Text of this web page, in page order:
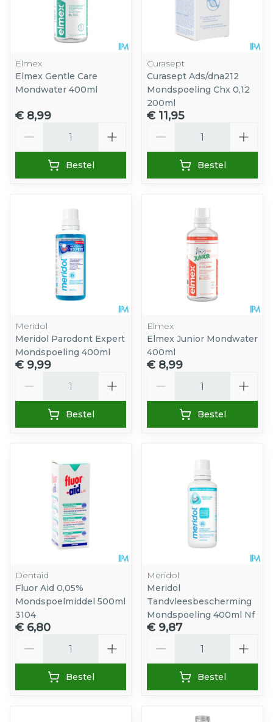
Elmex
Elmex Gentle Care
Mondwater 400ml
€ 8,99
Bestel
Curasept
Curasept Ads/dna212
Mondspoeling Chx 0,12
200ml
€ 11,95
Bestel
Meridol
Meridol Parodont Expert
Mondspoeling 400ml
€ 9,99
Bestel
Elmex
Elmex Junior Mondwater
400ml
€ 8,99
Bestel
Dentaid
Fluor Aid 0,05%
Mondspoelmiddel 500ml
3104
€ 6,80
Bestel
Meridol
Meridol
Tandvleesbescherming
Mondspoeling 400ml Nf
€ 9,87
Bestel